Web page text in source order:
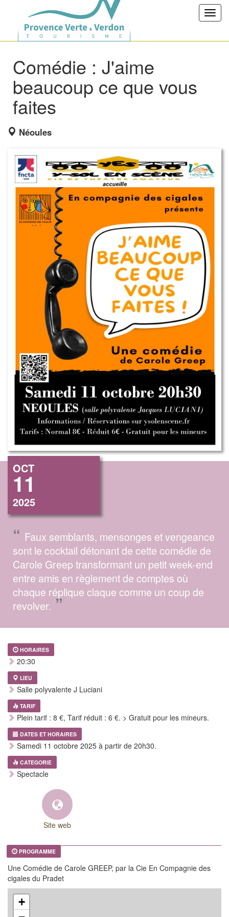
Comédie : J'aime
beaucoup ce que vous
faites
Néoules
OCT
11
2025
“ Faux semblants, mensonges et vengeance
sont le cocktail détonant de cette comédie de
Carole Greep transformant un petit week-end
entre amis en règlement de comptes où
chaque réplique claque comme un coup de
revolver. ”
HORAIRES
20:30
LIEU
Salle polyvalente J Luciani
TARIF
Plein tarif : 8 €, Tarif réduit : 6 €. > Gratuit pour les mineurs.
DATES ET HORAIRES
Samedi 11 octobre 2025 à partir de 20h30.
CATEGORIE
Spectacle
Site web
PROGRAMME
Une Comédie de Carole GREEP, par la Cie En Compagnie des
cigales du Pradet
+